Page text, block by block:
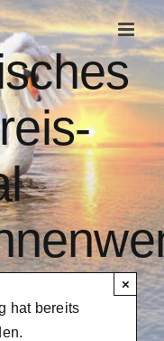
hat bereits
×